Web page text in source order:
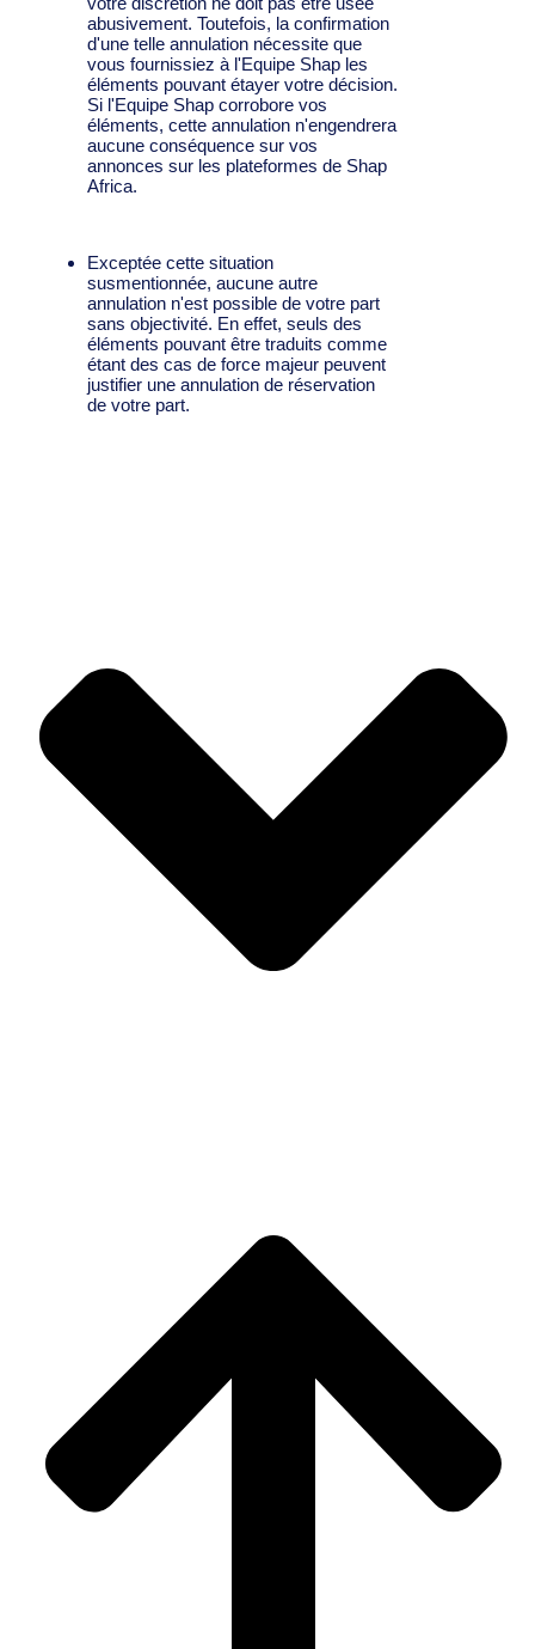
abusivement. Toutefois, la confirmation
d'une telle annulation nécessite que
vous fournissiez à l'Equipe Shap les
éléments pouvant étayer votre décision.
Si l'Equipe Shap corrobore vos
éléments, cette annulation n'engendrera
aucune conséquence sur vos
annonces sur les plateformes de Shap
Africa.
Exceptée cette situation
susmentionnée, aucune autre
annulation n'est possible de votre part
sans objectivité. En effet, seuls des
éléments pouvant être traduits comme
étant des cas de force majeur peuvent
justifier une annulation de réservation
de votre part.